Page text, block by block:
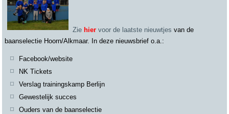
Zie hier voor de laatste nieuwtjesvan de
baanselectie Hoorn/Alkmaar. In deze nieuwsbrief o.a.:
Facebook/website
NK Tickets
Verslag trainingskamp Berlijn
Gewestelijk succes
Ouders van de baanselectie